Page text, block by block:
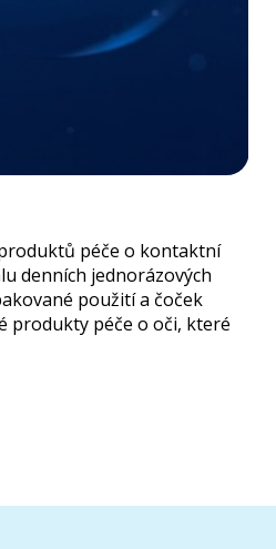
péče o kontaktní
denních jednorázových
použití a čoček
produkty péče o oči, které